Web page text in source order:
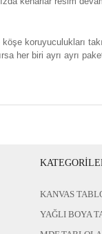
koruyuculukları
her biri ayrı ayrı
KANVAS
YAĞLI BOYA